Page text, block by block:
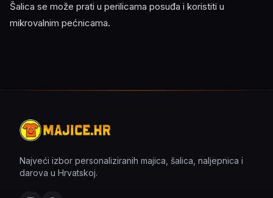
Šalica se može prati u perilicama posuđa i koristiti u
mikrovalnim pećnicama.
Najveći izbor personaliziranih majica, šalica, naljepnica i
darova u Hrvatskoj.